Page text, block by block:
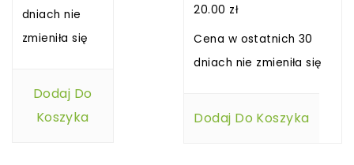
dniach nie
zmieniła się
Dodaj Do
Koszyka
20.00 zł
Cena w ostatnich 30
dniach nie zmieniła się
Dodaj Do Koszyka